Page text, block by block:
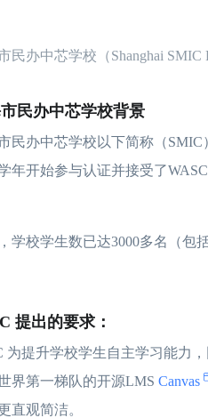
市民办中芯学校（Shanghai
民办中芯学校背景
市民办中芯学校以下简称（
年开始参与认证并接受了
学校学生数已达3000多名（包
提出的要求：
为提升学校学生自主学习能力
界第一梯队的开源LMS Canvas
直观简洁。